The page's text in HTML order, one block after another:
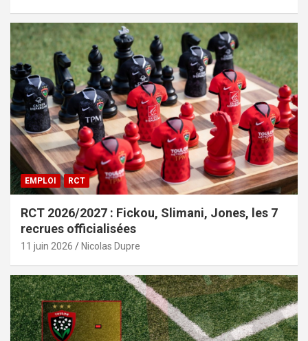
EMPLOI RCT
RCT 2026/2027 : Fickou, Slimani, Jones, les 7
recrues officialisées
11 juin 2026 Nicolas Dupre